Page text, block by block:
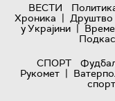
ВЕСТИ
Хроника | Друштво
у Украјини | Време
СПОРТ
Рукомет |